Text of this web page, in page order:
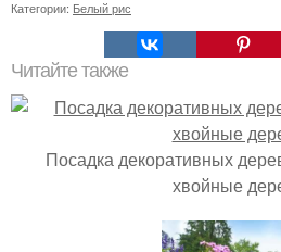
Категории: Белый рис
Читайте также
Посадка декоративных
хвойные